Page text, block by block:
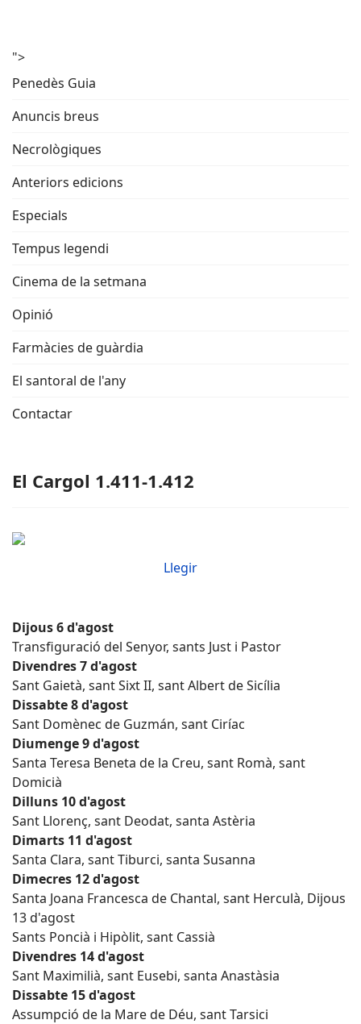
">
Penedès Guia
Anuncis breus
Necrològiques
Anteriors edicions
Especials
Tempus legendi
Cinema de la setmana
Opinió
Farmàcies de guàrdia
El santoral de l'any
Contactar
El Cargol 1.411-1.412
Llegir
Dijous 6 d'agost
Transfiguració del Senyor, sants Just i Pastor
Divendres 7 d'agost
Sant Gaietà, sant Sixt II, sant Albert de Sicília
Dissabte 8 d'agost
Sant Domènec de Guzmán, sant Ciríac
Diumenge 9 d'agost
Santa Teresa Beneta de la Creu, sant Romà, sant
Domicià
Dilluns 10 d'agost
Sant Llorenç, sant Deodat, santa Astèria
Dimarts 11 d'agost
Santa Clara, sant Tiburci, santa Susanna
Dimecres 12 d'agost
Santa Joana Francesca de Chantal, sant Herculà, Dijous
13 d'agost
Sants Poncià i Hipòlit, sant Cassià
Divendres 14 d'agost
Sant Maximilià, sant Eusebi, santa Anastàsia
Dissabte 15 d'agost
Assumpció de la Mare de Déu, sant Tarsici